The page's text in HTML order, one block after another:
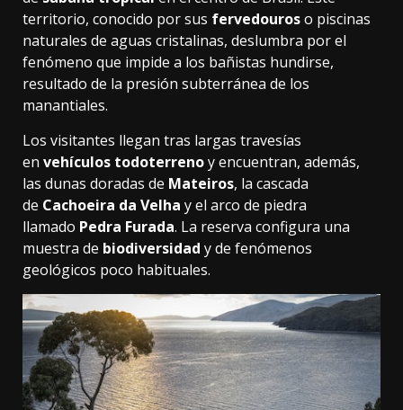
territorio, conocido por sus fervedouroso piscinas
naturales de aguas cristalinas, deslumbra por el
fenómeno que impide a los bañistas hundirse,
resultado de la presión subterránea de los
manantiales.
Los visitantes llegan tras largas travesías
en vehículos todoterrenoy encuentran, además,
las dunas doradas de Mateiros, la cascada
de Cachoeira da Velha y el arco de piedra
llamado Pedra Furada. La reserva configura una
muestra de biodiversidad y de fenómenos
geológicos poco habituales.